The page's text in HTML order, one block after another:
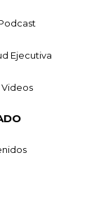
Ejecutiva
Videos